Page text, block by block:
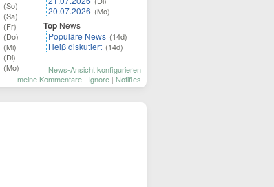
(So)
(Sa)
(Fr)
(Do)
(Mi)
(Di)
(Mo)
20.07.2026 (Mo)
Top News
Populäre News (14d)
Heiß diskutiert (14d)
News-Ansicht konfigurieren
meine Kommentare | Ignore | Notifies